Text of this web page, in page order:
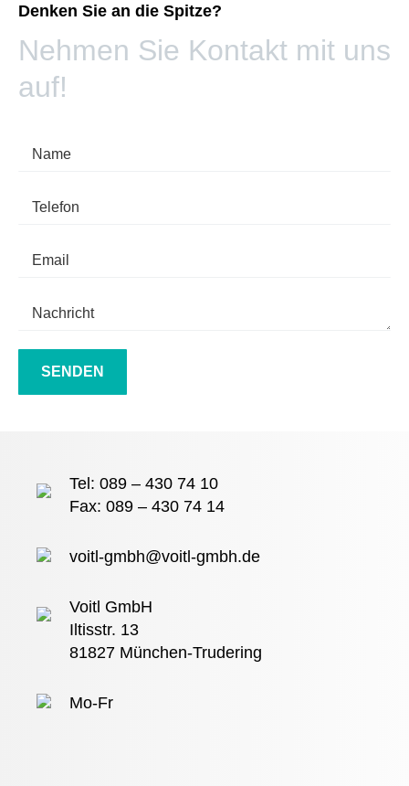
Denken Sie an die Spitze?
Nehmen Sie Kontakt mit uns
auf!
Tel: 089 – 430 74 10
Fax: 089 – 430 74 14
voitl-gmbh@voitl-gmbh.de
Voitl GmbH
Iltisstr. 13
81827 München-Trudering
Mo-Fr